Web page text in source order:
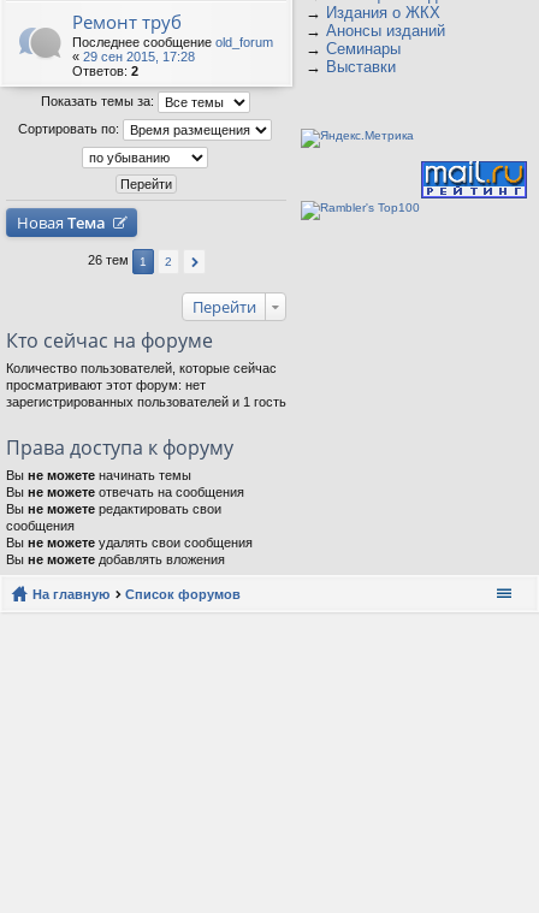
Ремонт труб
Последнее сообщение old_forum
« 29 сен 2015, 17:28
Ответов: 2
Показать темы за:
Сортировать по:
Новая Тема
26 тем 1 2
Перейти
Кто сейчас на форуме
Количество пользователей, которые сейчас
просматривают этот форум: нет
зарегистрированных пользователей и 1 гость
Права доступа к форуму
Вы не можете начинать темы
Вы не можете отвечать на сообщения
Вы не можете редактировать свои
сообщения
Вы не можете удалять свои сообщения
Вы не можете добавлять вложения
→ Издания о ЖКХ
→ Анонсы изданий
→ Семинары
→ Выставки
На главную Список форумов